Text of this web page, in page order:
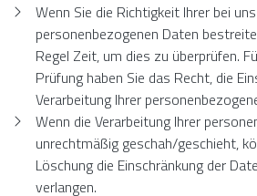
Wenn Sie die Richtigkeit Ihrer bei
personenbezogenen Daten
Regel Zeit, um dies zu überprüfen.
Prüfung haben Sie das Recht, die
Verarbeitung Ihrer
Wenn die Verarbeitung Ihrer
unrechtmäßig geschah/geschieht,
Löschung die Einschränkung der
verlangen.